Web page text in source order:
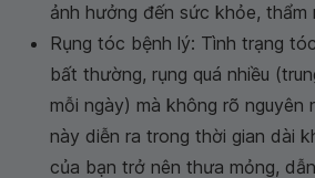
ảnh hưởng đến sức khỏe, thẩm
Rụng tóc bệnh lý: Tình trạng
bất thường, rụng quá nhiều
mỗi ngày) mà không rõ nguyên
này diễn ra trong thời gian dài
của bạn trở nên thưa mỏng,